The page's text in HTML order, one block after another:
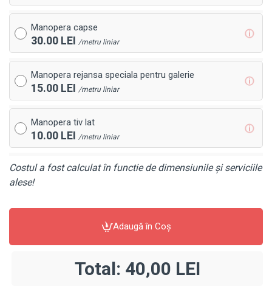
Manopera capse
30.00 LEI /metru liniar
ⓘ
Manopera rejansa speciala pentru galerie
15.00 LEI /metru liniar
ⓘ
Manopera tiv lat
10.00 LEI /metru liniar
ⓘ
Costul a fost calculat în functie de dimensiunile și serviciile
alese!
Adaugă în Coş
Total: 40,00 LEI